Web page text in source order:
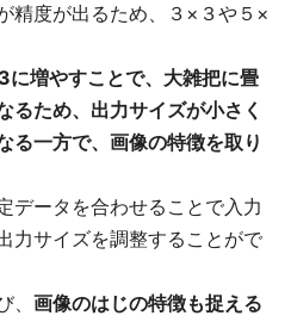
精度が出るため、３×３や５×
に増やすことで、大雑把に畳
るため、出力サイズが小さく
る一方で、画像の特徴を取り
データを合わせることで入力
力サイズを調整することがで
画像のはじの特徴も捉える